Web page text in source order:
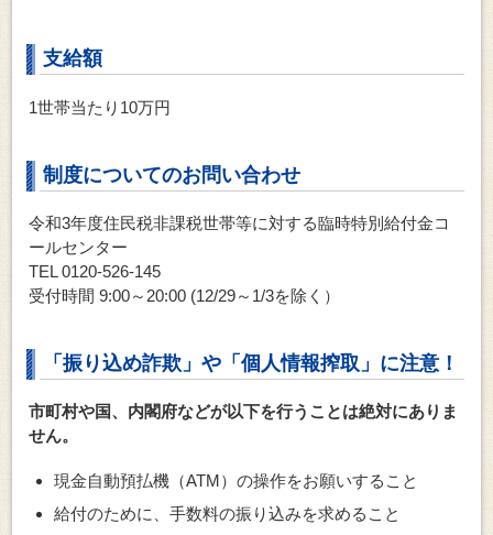
支給額
1世帯当たり10万円
制度についてのお問い合わせ
令和3年度住民税非課税世帯等に対する臨時特別給付金コ
ールセンター
TEL 0120-526-145
受付時間 9:00～20:00 (12/29～1/3を除く）
「振り込め詐欺」や「個人情報搾取」に注意！
市町村や国、内閣府などが以下を行うことは絶対にありま
せん。
現金自動預払機（ATM）の操作をお願いすること
給付のために、手数料の振り込みを求めること